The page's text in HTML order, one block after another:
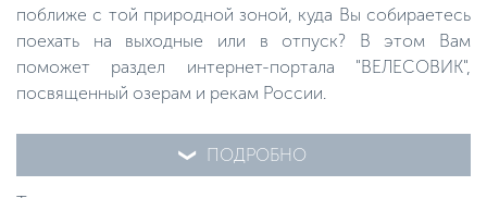
поближе с той природной зоной, куда Вы собираетесь
поехать на выходные или в отпуск? В этом Вам
поможет раздел интернет-портала "ВЕЛЕСОВИК",
посвященный озерам и рекам России.
ПОДРОБНО